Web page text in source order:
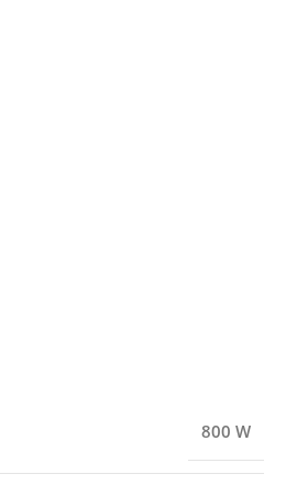
800 W